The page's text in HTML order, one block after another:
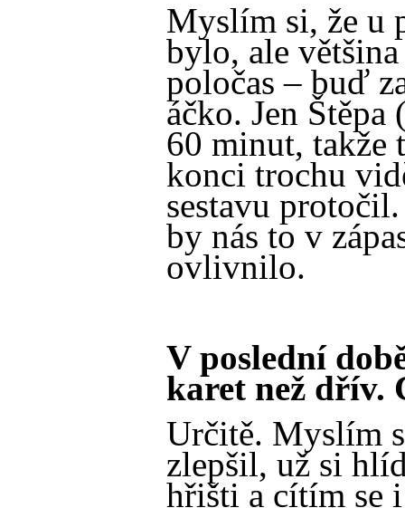
Myslím si, že u
bylo, ale
poločas – buď
áčko. Jen Štěpa
60 minut, takže
konci trochu
sestavu
by nás to v
ovlivnilo.
V poslední
karet než dřív.
Určitě. Myslím
zlepšil, už si
hřišti a cítím se